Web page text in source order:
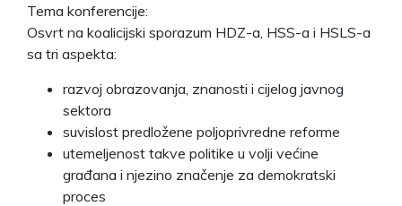
Tema konferencije:
Osvrt na koalicijski sporazum HDZ-a, HSS-a i HSLS-a
sa tri aspekta:
razvoj obrazovanja, znanosti i cijelog javnog
sektora
suvislost predložene poljoprivredne reforme
utemeljenost takve politike u volji većine
građana i njezino značenje za demokratski
proces